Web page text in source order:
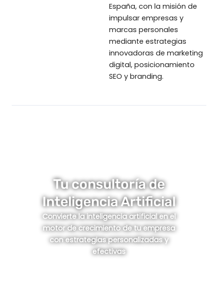
España, con la misión de
impulsar empresas y
marcas personales
mediante estrategias
innovadoras de marketing
digital, posicionamiento
SEO y branding.
Tu consultoría de
Inteligencia Artificial
Convierte la inteligencia artificial en el
motor de crecimiento de tu empresa
con estrategias personalizadas y
efectivas